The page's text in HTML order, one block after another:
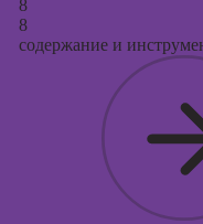
8
8
содержание и